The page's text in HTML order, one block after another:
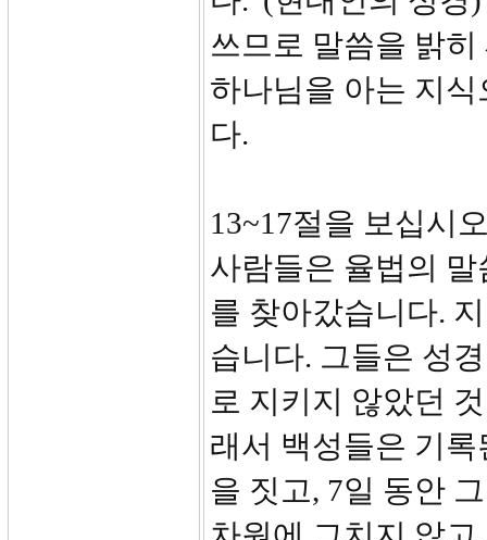
쓰므로 말씀을 밝
하나님을 아는 지
다.
13~17절을 보십시
사람들은 율법의
를 찾아갔습니다.
습니다. 그들은 성
로 지키지 않았던
래서 백성들은 기
을 짓고, 7일 동안